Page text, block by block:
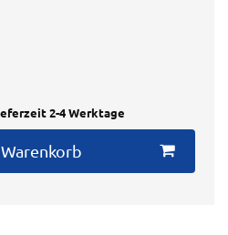
2-4 Werktage